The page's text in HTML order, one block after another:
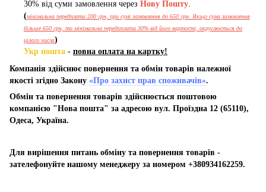
30% від суми замовлення через Нову Пошту.
(мінімальна передплата 200 грн, при сумі замовлення до 650 грн. Якщо сума замовлення
більше 650 грн, то мінімальна передоплата 30% від його вартості, округлюється до
цілого числа)
Укр пошта - повна оплата на картку!
Компанія здійснює повернення та обмін товарів належної
якості згідно Закону «Про захист прав споживачів».
Обмін та повернення товарів здійснюється поштовою
компанією "Нова пошта" за адресою вул. Проїздна 12 (65110),
Одеса, Україна.
Для вирішення питань обміну та повернення товарів -
зателефонуйте нашому менеджеру за номером +380934162259.